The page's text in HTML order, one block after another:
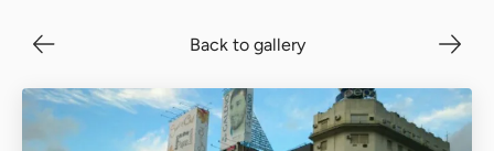
Back to gallery